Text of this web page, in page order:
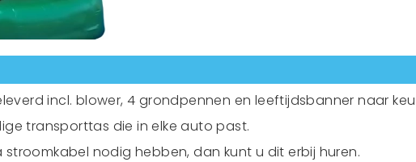
incl. blower, 4 grondpennen en leeftijdsbanner naar
transporttas die in elke auto past.
nodig hebben, dan kunt u dit erbij huren.